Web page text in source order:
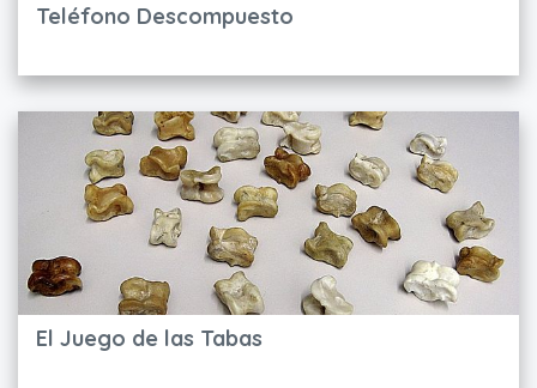
Teléfono Descompuesto
El Juego de las Tabas